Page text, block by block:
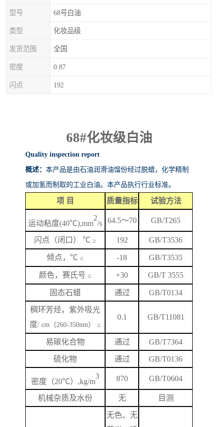
型号 68号白油
类型 化妆品级
发货范围 全国
密度 0.87
闪点 192
68#化妆级白油
Quality inspection report
概述： 本产品是由石油润滑油馏份经过脱蜡，化学精制
或加氢而制取的工业白油。本产品执行行业标准。
项 目 质量指标 试验方法
运动粘度(40℃),mm
2
/s 64.5～70 GB/T265
闪 点 （闭口） ℃ ≥ 192 GB/T3536
倾点， ℃ ≤ -18 GB/T3535
颜色，赛氏号 ≥ +30 GB/T 3555
固态石蜡 通过 GB/T0134
稠环芳烃，紫外吸光
度/ cm（260-350nm） ≤
0.1 GB/T11081
易碳化合物 通过 GB/T7364
硫化物 通过 GB/T0136
密度（20℃）,kg/m
3 870 GB/T0604
机械杂质及水份 无 目测
无色、无